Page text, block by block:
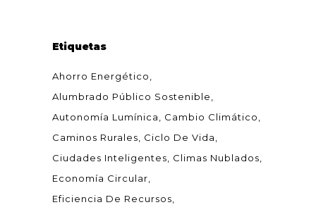
Etiquetas
Ahorro Energético
Alumbrado Público Sostenible
Autonomía Lumínica
Cambio Climático
Caminos Rurales
Ciclo De Vida
Ciudades Inteligentes
Climas Nublados
Economía Circular
Eficiencia De Recursos